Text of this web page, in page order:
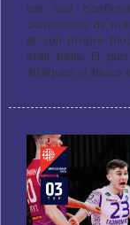
est une
commencé de
et son propre
était belle. Et
attaques et blocs